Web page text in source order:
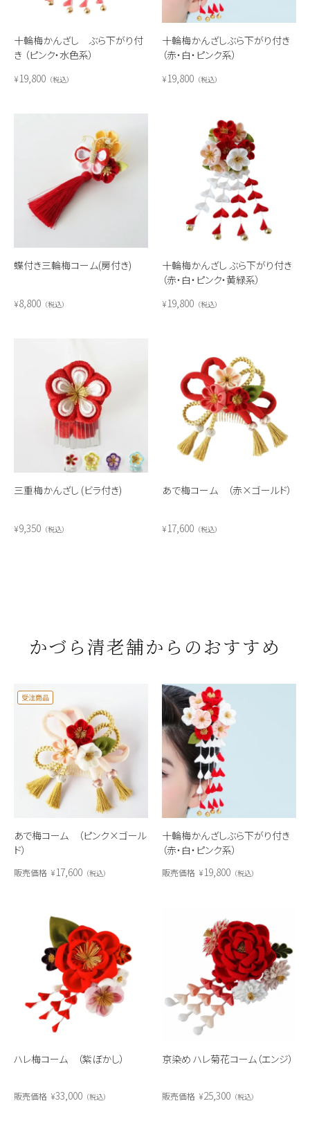
十輪梅かんざし ぶら下がり付
き （ピンク・水色系）
¥19,800 税込
十輪梅かんざしぶら下がり付き
（赤・白・ピンク系）
¥19,800 税込
蝶付き三輪梅コーム(房付き)
¥8,800 税込
十輪梅かんざし ぶら下がり付き
（赤・白・ピンク・黄緑系）
¥19,800 税込
三重梅かんざし (ビラ付き)
¥9,350 税込
あで梅コーム （赤×ゴールド）
¥17,600 税込
かづら清老舗からのおすすめ
あで梅コーム （ピンク×ゴール
ド）
受注商品
販売価格 ¥17,600 税込
十輪梅かんざしぶら下がり付き
（赤・白・ピンク系）
販売価格 ¥19,800 税込
ハレ梅コーム （紫ぼかし）
販売価格 ¥33,000 税込
京染め ハレ菊花コーム（エンジ）
販売価格 ¥25,300 税込